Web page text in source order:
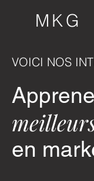
MKG
VOICI NOS
en